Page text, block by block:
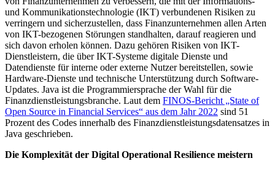
und Kommunikationstechnologie (IKT) verbundenen Risiken zu
verringern und sicherzustellen, dass Finanzunternehmen allen Arten
von IKT-bezogenen Störungen standhalten, darauf reagieren und
sich davon erholen können. Dazu gehören Risiken von IKT-
Dienstleistern, die über IKT-Systeme digitale Dienste und
Datendienste für interne oder externe Nutzer bereitstellen, sowie
Hardware-Dienste und technische Unterstützung durch Software-
Updates. Java ist die Programmiersprache der Wahl für die
Finanzdienstleistungsbranche. Laut dem FINOS-Bericht „State of
Open Source in Financial Services“ aus dem Jahr 2022 sind 51
Prozent des Codes innerhalb des Finanzdienstleistungsdatensatzes in
Java geschrieben.
Die Komplexität der Digital Operational Resilience meistern